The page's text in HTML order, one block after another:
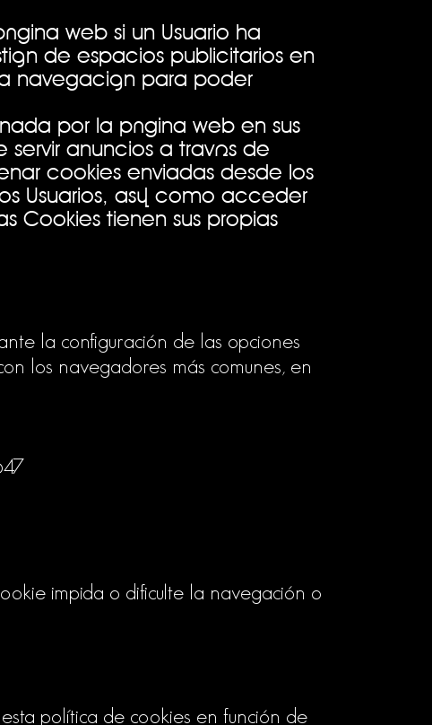
web si un Usuario ha
de espacios publicitarios en
navegación para poder
por la página web en sus
anuncios a través de
cookies enviadas desde los
Usuarios, así como acceder
Cookies tienen sus propias
la configuración de las opciones
los navegadores más comunes, en
impida o dificulte la navegación o
política de cookies en función de